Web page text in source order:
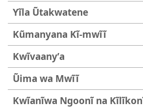
Yĩla Ũtakwatene
Kũmanyana Kĩ-mwĩĩ
Kwĩvaanyʼa
Ũima wa Mwĩĩ
Kwĩanĩwa Ngoonĩ na